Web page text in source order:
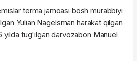
terma jamoasi bosh murabbiyi
Yulian Nagelsman harakat qilgan
yilda tug'ilgan darvozabon Manuel